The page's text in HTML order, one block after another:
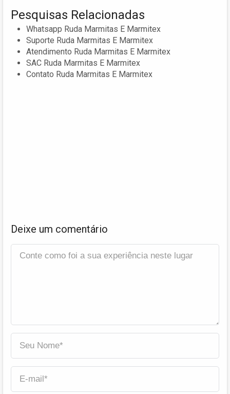
Pesquisas Relacionadas
Whatsapp Ruda Marmitas E Marmitex
Suporte Ruda Marmitas E Marmitex
Atendimento Ruda Marmitas E Marmitex
SAC Ruda Marmitas E Marmitex
Contato Ruda Marmitas E Marmitex
Deixe um comentário